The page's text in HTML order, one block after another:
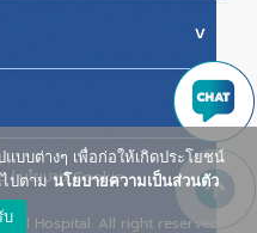
|นโยบาย Cookie
Hospital. All right reserved
บบต่างๆ เพื่อก่อให้เกิดประโยชน์
ไปตามนโยบายความเป็นส่วนตัว
บ